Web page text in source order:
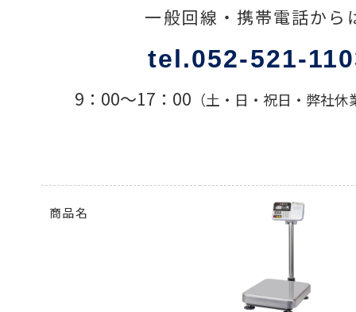
色々な計測器
レベル・勾配測定
オプション
一般回線・携帯電話から
tel.052-521-
9：00〜17：00 （土・日・祝日・弊社
商品名